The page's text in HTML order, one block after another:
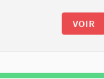
VOIR